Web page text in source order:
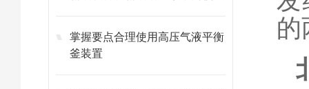
掌握要点合理使用高压气液平衡
釜装置
的